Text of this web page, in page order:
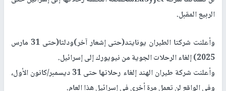
الربيع المقبل.
وأعلنت شركتا الطيران يونايتد(حتى إشعار آخر)ودلتا(حتى 31 مارس
2025) إلغاء الرحلات الجوية من نيويورك إلى إسرائيل.
وأعلنت شركة طيران الهند إلغاء رحلاتها حتى 31 ديسمبر/كانون الأول،
وفي الواقع لن تعمل مرة أخرى في إسرائيل هذا العام.